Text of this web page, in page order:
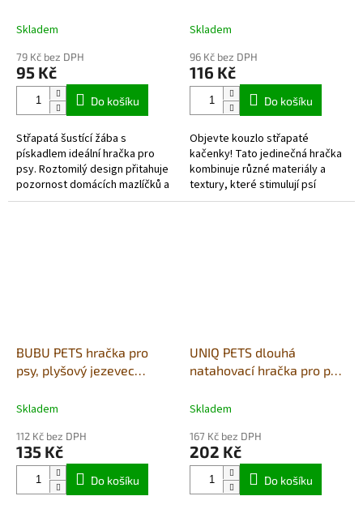
Skladem
79 Kč bez DPH
95 Kč
Do košíku
Střapatá šustící žába s
pískadlem ideální hračka pro
psy. Roztomilý design přitahuje
pozornost domácích mazlíčků a
umožňuje jim soustředit se na
29x18cm
Skladem
96 Kč bez DPH
116 Kč
Do košíku
Objevte kouzlo střapaté
kačenky! Tato jedinečná hračka
kombinuje různé materiály a
textury, které stimulují psí
smysly. Šustící části, pískátko a
BUBU PETS hračka pro
psy, plyšový jezevec
Skladem
112 Kč bez DPH
135 Kč
Do košíku
UNIQ PETS dlouhá
natahovací hračka pro psy
51x20x8,5cm
Skladem
167 Kč bez DPH
202 Kč
Do košíku